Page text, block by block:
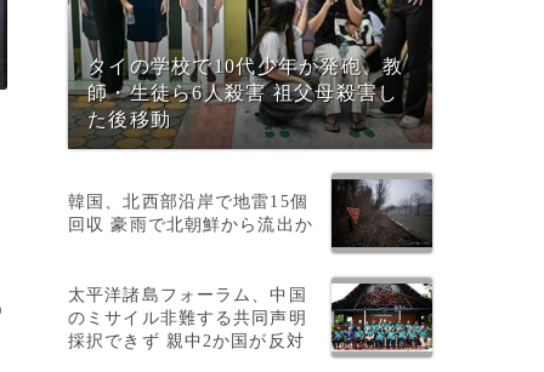
タイの学校で10代少年が発砲、教
師・生徒ら6人殺害 祖父母殺害し
た後移動
韓国、北西部沿岸で地雷15個
回収 豪雨で北朝鮮から流出か
太平洋諸島フォーラム、中国
のミサイル非難する共同声明
採択できず 親中2か国が反対